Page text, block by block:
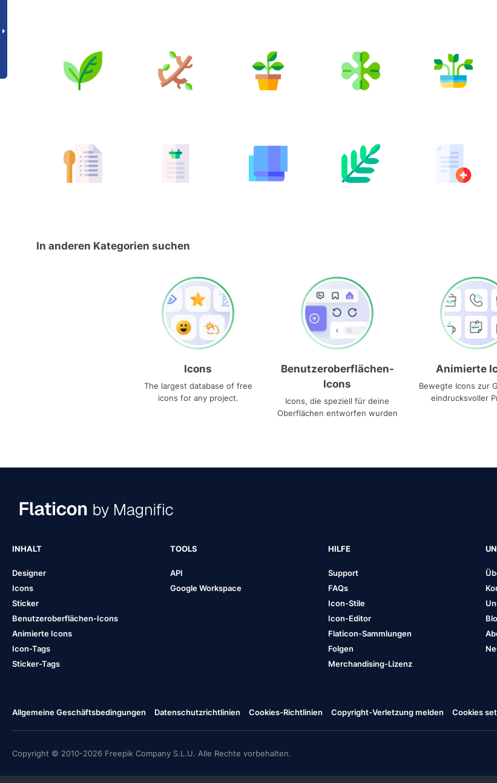
In anderen Kategorien suchen
Icons
The largest database of free
icons for any project.
Benutzeroberflächen-
Icons
Icons, die speziell für deine
Oberflächen entworfen wurden
Animierte
Bewegte Icons zur
eindrucksvoller
INHALT
Designer
Icons
Sticker
Benutzeroberflächen-Icons
Animierte Icons
Icon-Tags
Sticker-Tags
TOOLS
API
Google Workspace
HILFE
Support
FAQs
Icon-Stile
Icon-Editor
Flaticon-Sammlungen
Folgen
Merchandising-Lizenz
Allgemeine Geschäftsbedingungen Datenschutzrichtlinien Cookies-Richtlinien Copyright-Verletzung melden Cookies
Copyright © 2010-2026 Freepik Company S.L.U. Alle Rechte vorbehalten.